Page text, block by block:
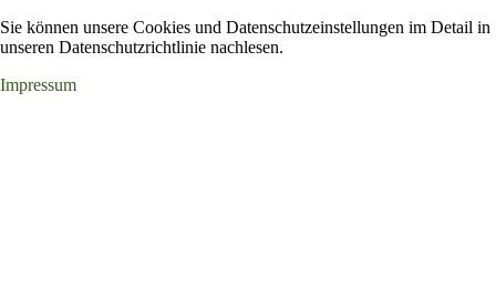
Sie können unsere Cookies und Datenschutzeinstellungen im Detail in
unseren Datenschutzrichtlinie nachlesen.
Impressum